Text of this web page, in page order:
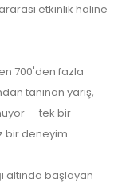
etkinlik haline
700'den fazla
tanınan yarış,
— tek bir
bir deneyim.
altında başlayan